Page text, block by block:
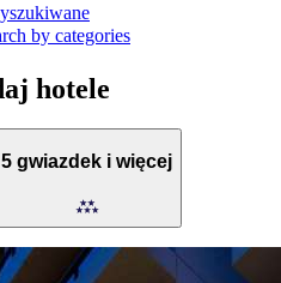
by categories
hotele
5 gwiazdek i więcej